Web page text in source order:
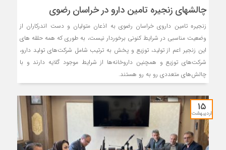
چالشهای زنجیره تامین دارو در خراسان رضوی
زنجیره تامین داروی خراسان رضوی به اذعان متولیان و دست اندرکاران از
وضعیت مناسبی در شرایط کنونی برخوردار نیست، به طوری که همه حلقه های
این زنجیر اعم از تولید، توزیع و پخش به ترتیب شامل شرکت‌های تولید دارو،
شرکت‌های توزیع و همچنین داروخانه‌ها از شرایط موجود گلایه دارند و با
چالش‌های متعددی رو به رو هستند.
۱۵
اردیبهشت